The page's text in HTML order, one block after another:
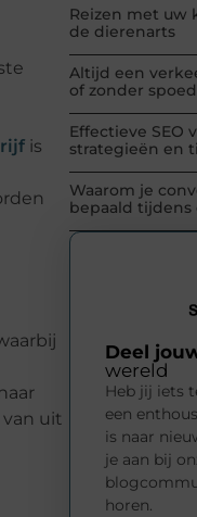
is
uit
Reizen met uw
de dierenarts
Altijd een
of zonder spoed
Effectieve SEO
strategieën en
Waarom je
bepaald tijdens
Deel
wereld
Heb jij iets
een
is naar
je aan bij
horen.